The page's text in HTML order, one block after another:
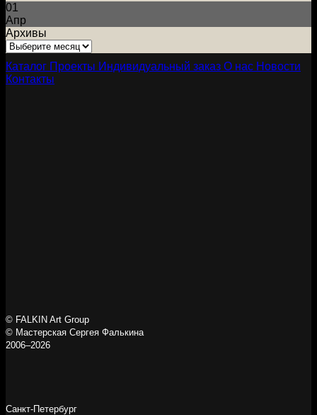
01
Апр
Архивы
Архивы
Каталог Проекты Индивидуальный заказ О нас Новости
Контакты
© FALKIN Art Group
© Мастерская Сергея Фалькина
2006–2026
Санкт-Петербург